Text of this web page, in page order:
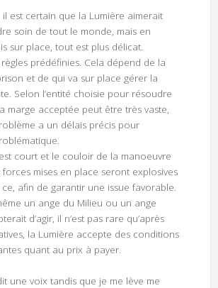
il est certain que la Lumière aimerait
soin de tout le monde, mais en
sur place, tout est plus délicat.
règles prédéfinies. Cela dépend de la
et de qui va sur place gérer la
Selon l’entité choisie pour résoudre
marge acceptée peut être très vaste,
a un délais précis pour
court et le couloir de la manoeuvre
mises en place seront explosives
afin de garantir une issue favorable.
un ange du Milieu ou un ange
d’agir, il n’est pas rare qu’après
la Lumière accepte des conditions
quant au prix à payer.
une voix tandis que je me lève me